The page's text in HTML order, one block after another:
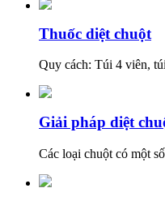
Thuốc diệt chuột
Quy cách: Túi 4 viên,
Giải pháp diệt
Các loại chuột có một